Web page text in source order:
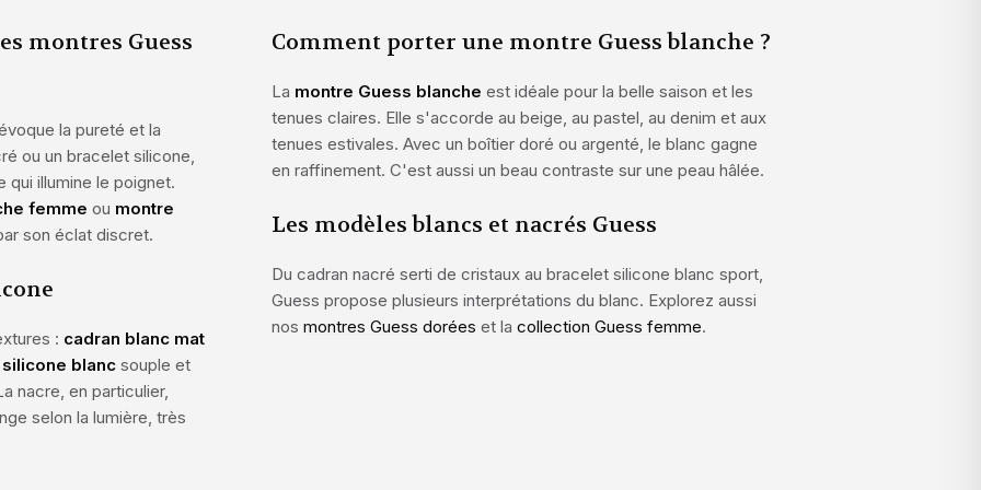
montres Guess
la pureté et la
ou un bracelet silicone,
illumine le poignet.
femme ou montre
son éclat discret.
: cadran blanc mat
blanc souple et
nacre, en particulier,
selon la lumière, très
Comment porter une montre Guess blanche ?
La montre Guess blanche est idéale pour la belle saison et les
tenues claires. Elle s'accorde au beige, au pastel, au denim et aux
tenues estivales. Avec un boîtier doré ou argenté, le blanc gagne
en raffinement. C'est aussi un beau contraste sur une peau hâlée.
Les modèles blancs et nacrés Guess
Du cadran nacré serti de cristaux au bracelet silicone blanc sport,
Guess propose plusieurs interprétations du blanc. Explorez aussi
nos montres Guess dorées et la collection Guess femme.